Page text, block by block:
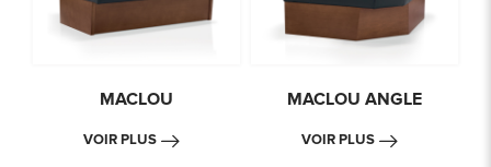
MACLOU
VOIR PLUS
MACLOU ANGLE
VOIR PLUS